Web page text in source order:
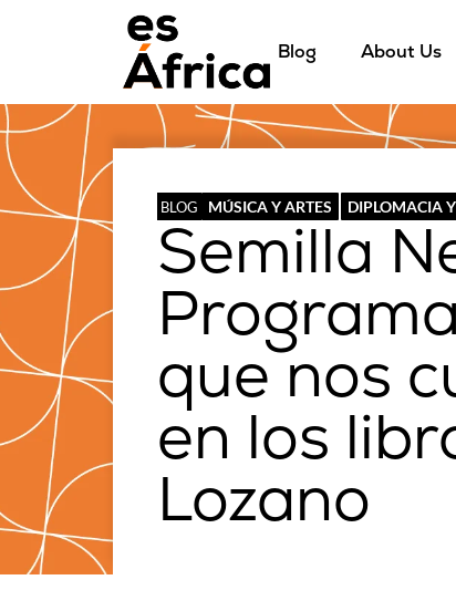
Blog About Us
BLOG MÚSICA Y ARTES DIPLOMACIA
Semilla
que nos
en los
Lozano